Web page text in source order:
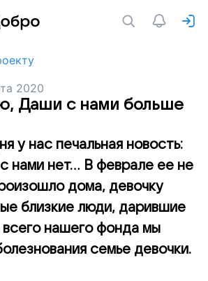
2020
Даши с нами больше
у нас печальная новость:
нами нет… В феврале ее не
дома, девочку
близкие люди, дарившие
нашего фонда мы
семье девочки.